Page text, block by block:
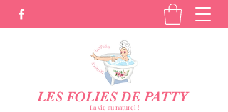
LES FOLIES DE PATTY
La vie au naturel !